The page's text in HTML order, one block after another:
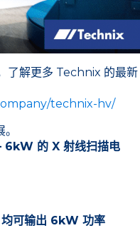
了解更多 Technix 的最新
technix-hv/
6kW 的 X 射线扫描电
可输出 6kW 功率